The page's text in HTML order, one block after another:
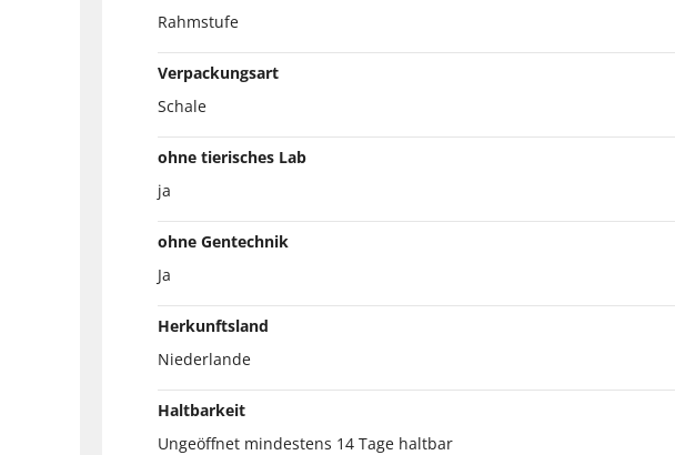
Rahmstufe
Verpackungsart
Schale
ohne tierisches Lab
ja
ohne Gentechnik
Ja
Herkunftsland
Niederlande
Haltbarkeit
Ungeöffnet mindestens 14 Tage haltbar